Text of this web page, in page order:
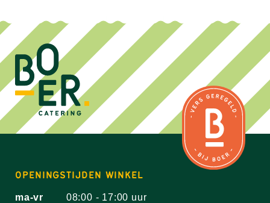
OPENINGSTIJDEN WINKEL
ma-vr
08:00 - 17:00 uur